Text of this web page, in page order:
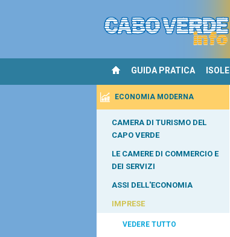
GUIDA PRATICA ISOLE
ECONOMIA MODERNA
CAMERA DI TURISMO DEL
CAPO VERDE
LE CAMERE DI COMMERCIO E
DEI SERVIZI
ASSI DELL'ECONOMIA
IMPRESE
VEDERE TUTTO